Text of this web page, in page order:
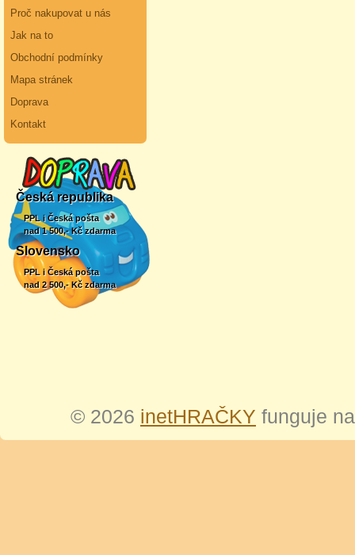
Proč nakupovat u nás
Jak na to
Obchodní podmínky
Mapa stránek
Doprava
Kontakt
Česká republika
PPL i Česká pošta
nad 1 500,- Kč zdarma
Slovensko
PPL i Česká pošta
nad 2 500,- Kč zdarma
© 2026 inetHRAČKY funguje